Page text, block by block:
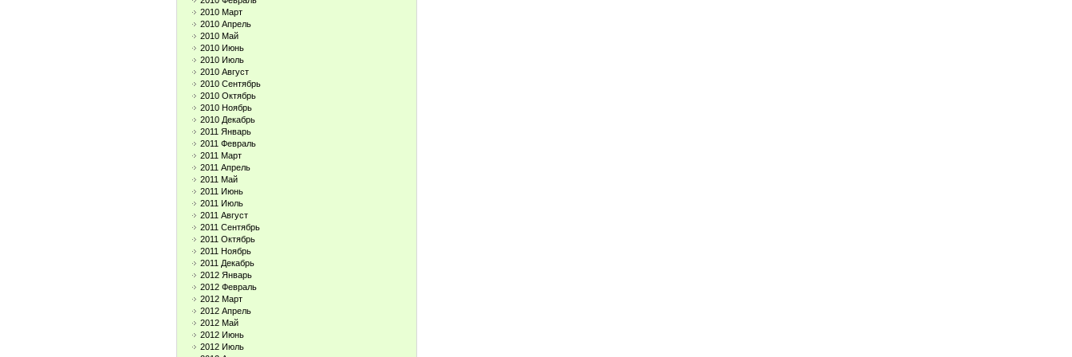
2010 Март
2010 Апрель
2010 Май
2010 Июнь
2010 Июль
2010 Август
2010 Сентябрь
2010 Октябрь
2010 Ноябрь
2010 Декабрь
2011 Январь
2011 Февраль
2011 Март
2011 Апрель
2011 Май
2011 Июнь
2011 Июль
2011 Август
2011 Сентябрь
2011 Октябрь
2011 Ноябрь
2011 Декабрь
2012 Январь
2012 Февраль
2012 Март
2012 Апрель
2012 Май
2012 Июнь
2012 Июль